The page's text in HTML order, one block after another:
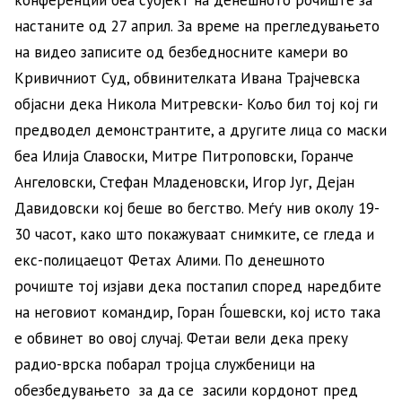
настаните од 27 април. За време на прегледувањето
на видео записите од безбедносните камери во
Кривичниот Суд, обвинителката Ивана Трајчевска
објасни дека Никола Митревски- Кољо бил тој кој ги
предводел демонстрантите, а другите лица со маски
беа Илија Славоски, Митре Питроповски, Горанче
Ангеловски, Стефан Младеновски, Игор Југ, Дејан
Давидовски кој беше во бегство. Меѓу нив околу 19-
30 часот, како што покажуваат снимките, се гледа и
екс-полицаецот Фетах Алими. По денешното
рочиште тој изјави дека постапил според наредбите
на неговиот командир, Горан Ѓошевски, кој исто така
е обвинет во овој случај. Фетаи вели дека преку
радио-врска побарал тројца службеници на
обезбедувањето за да се засили кордонот пред